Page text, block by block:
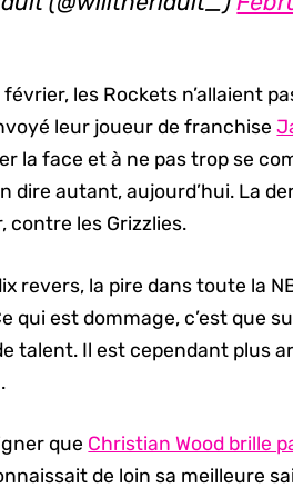
les Rockets n’allaient
leur joueur de franchise
la face et à ne pas trop se
dire autant, aujourd’hui. La
contre les Grizzlies.
revers, la pire dans toute la
qui est dommage, c’est que
talent. Il est cependant plus
que Christian Wood brille
de loin sa meilleure